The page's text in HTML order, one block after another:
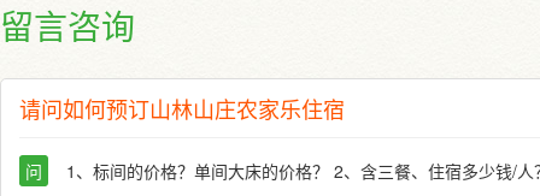
留言咨询
请问如何预订山林山庄农家乐住宿
问 1、标间的价格？单间大床的价格？ 2、含三餐、住宿多少钱/